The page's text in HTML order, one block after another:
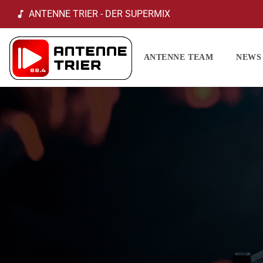
music_note ANTENNE TRIER - DER SUPERMIX
ANTENNE TEAM NEWS